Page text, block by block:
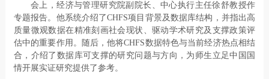
会上，经济与管理研究院副院长、中心执行主任徐舒教授作
专题报告。他系统介绍了CHFS项目背景及数据库结构，并指出高
质量微观数据在精准刻画社会现状、驱动学术研究及支撑政策评
估中的重要作用。随后，他将CHFS数据特色与当前经济热点相结
合，介绍了数据库可支撑的研究问题与方向，为师生立足中国国
情开展实证研究提供了参考。